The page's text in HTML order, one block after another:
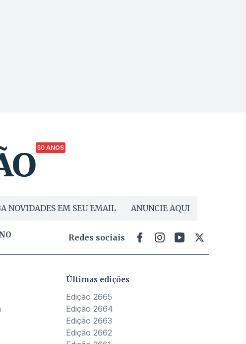
50 ANOS
NOVIDADES EM SEU EMAIL ANUNCIE AQUI
Redes sociais
Últimas edições
Edição 2665
Edição 2664
Edição 2663
Edição 2662